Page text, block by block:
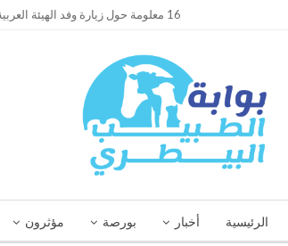
16 معلومة حول زيارة وفد الهيئة العربية للإستثمار والإنماء الزراعي إلي السعودية
الرئيسية أخبار بورصة مؤثرون